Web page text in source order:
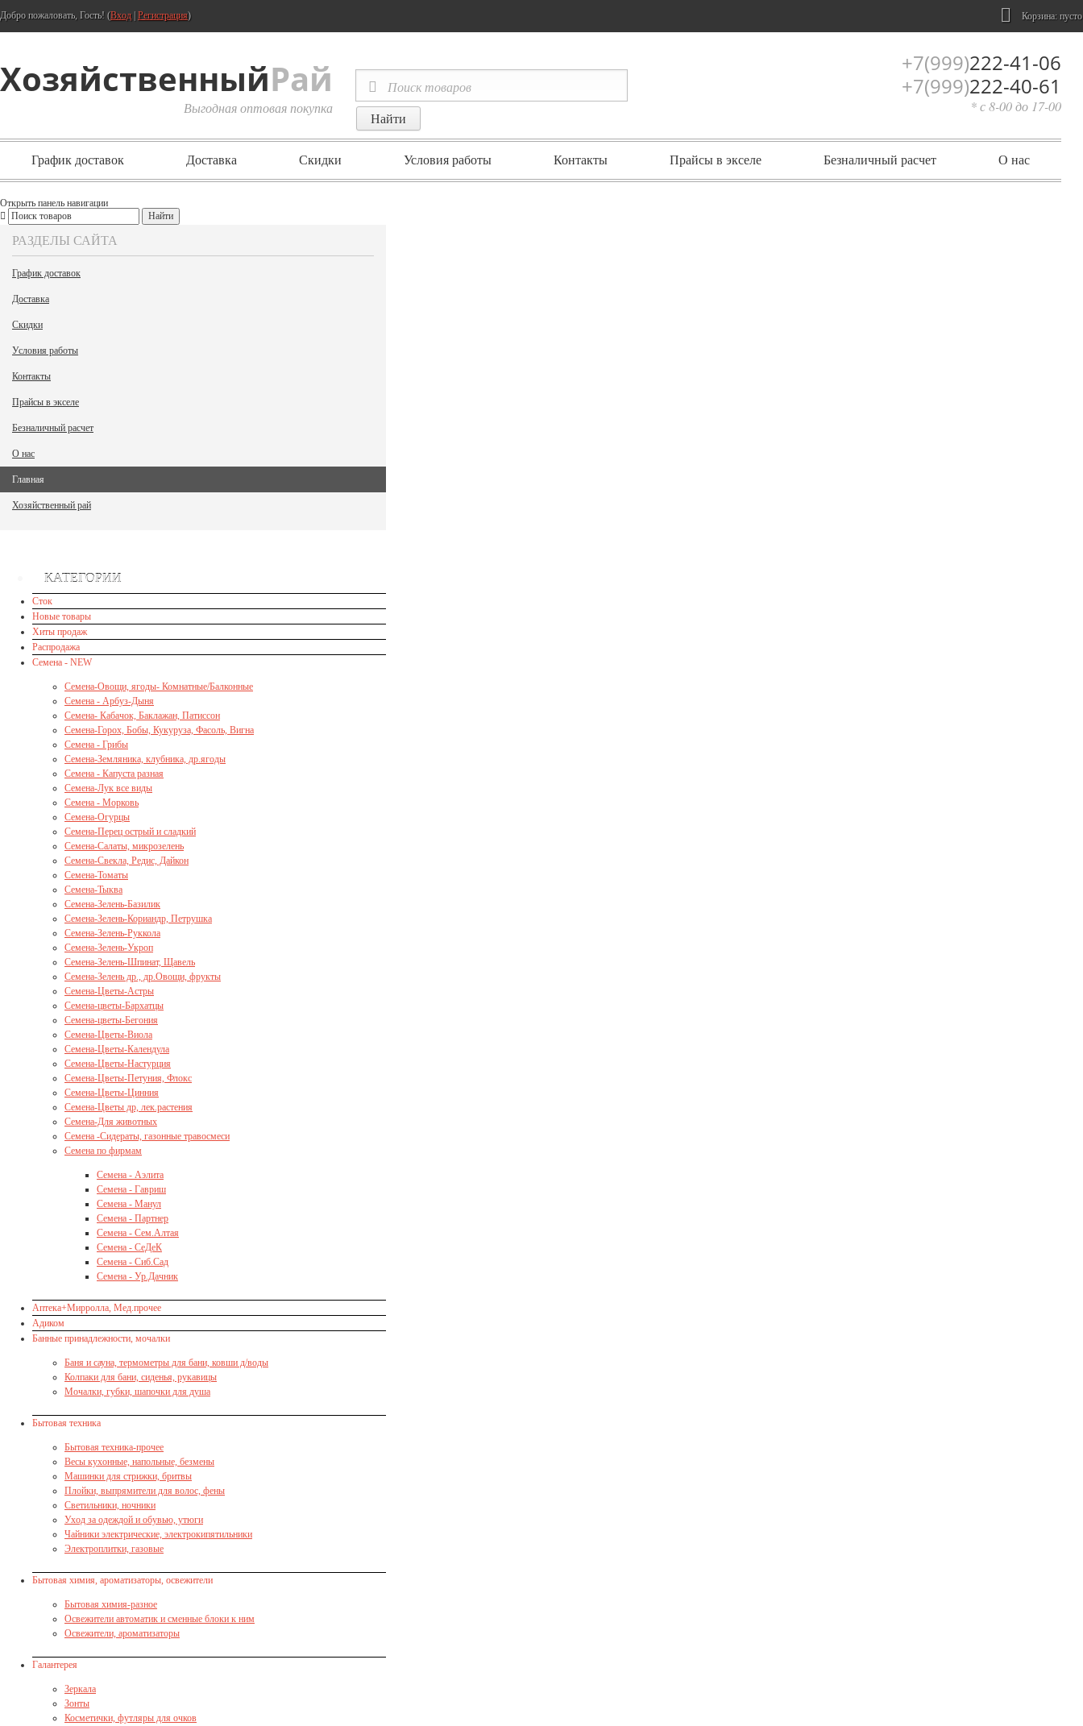
Добро пожаловать, Гость! (Вход Регистрация) Корзина: пусто
ХозяйственныйРай
Выгодная оптовая покупка
+7(999)222-41-06
+7(999)222-40-61
* с 8-00 до 17-00
График доставок Доставка Скидки Условия работы Контакты Прайсы в экселе Безналичный расчет О нас
Открыть панель навигации
РАЗДЕЛЫ САЙТА
График доставок
Доставка
Скидки
Условия работы
Контакты
Прайсы в экселе
Безналичный расчет
О нас
Главная
Хозяйственный рай
КАТЕГОРИИ
Сток
Новые товары
Хиты продаж
Распродажа
Семена - NEW
Семена-Овощи, ягоды- Комнатные/Балконные
Семена - Арбуз-Дыня
Семена- Кабачок, Баклажан, Патиссон
Семена-Горох, Бобы, Кукуруза, Фасоль, Вигна
Семена - Грибы
Семена-Земляника, клубника, др.ягоды
Семена - Капуста разная
Семена-Лук все виды
Семена - Морковь
Семена-Огурцы
Семена-Перец острый и сладкий
Семена-Салаты, микрозелень
Семена-Свекла, Редис, Дайкон
Семена-Томаты
Семена-Тыква
Семена-Зелень-Базилик
Семена-Зелень-Кориандр, Петрушка
Семена-Зелень-Руккола
Семена-Зелень-Укроп
Семена-Зелень-Шпинат, Щавель
Семена-Зелень др., др.Овощи, фрукты
Семена-Цветы-Астры
Семена-цветы-Бархатцы
Семена-цветы-Бегония
Семена-Цветы-Виола
Семена-Цветы-Календула
Семена-Цветы-Настурция
Семена-Цветы-Петуния, Флокс
Семена-Цветы-Цинния
Семена-Цветы др, лек.растения
Семена-Для животных
Семена -Сидераты, газонные травосмеси
Семена по фирмам
Семена - Аэлита
Семена - Гавриш
Семена - Манул
Семена - Партнер
Семена - Сем.Алтая
Семена - СеДеК
Семена - Сиб.Сад
Семена - Ур.Дачник
Аптека+Мирролла, Мед.прочее
Адиком
Банные принадлежности, мочалки
Баня и сауна, термометры для бани, ковши д/воды
Колпаки для бани, сиденья, рукавицы
Мочалки, губки, шапочки для душа
Бытовая техника
Бытовая техника-прочее
Весы кухонные, напольные, безмены
Машинки для стрижки, бритвы
Плойки, выпрямители для волос, фены
Светильники, ночники
Уход за одеждой и обувью, утюги
Чайники электрические, электрокипятильники
Электроплитки, газовые
Бытовая химия, ароматизаторы, освежители
Бытовая химия-разное
Освежители автоматик и сменные блоки к ним
Освежители, ароматизаторы
Галантерея
Зеркала
Зонты
Косметички, футляры для очков